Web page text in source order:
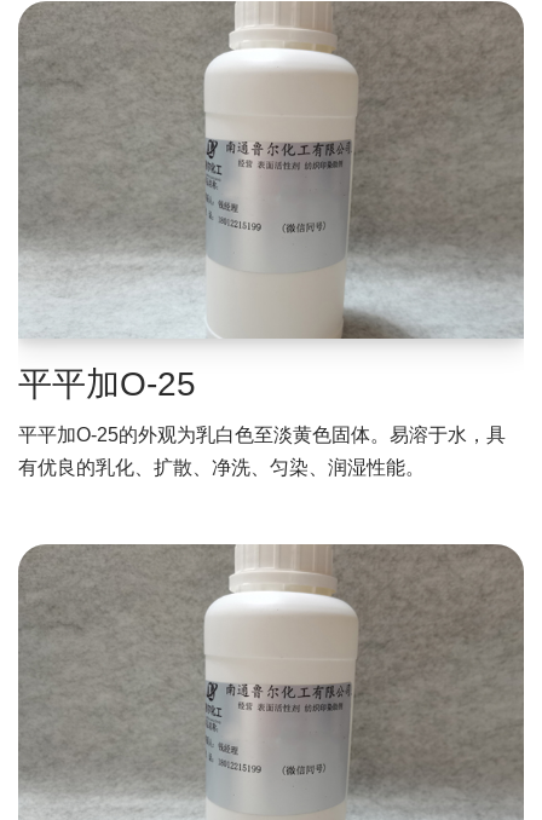
平平加O-25
平平加O-25的外观为乳白色至淡黄色固体。易溶于水，具
有优良的乳化、扩散、净洗、匀染、润湿性能。